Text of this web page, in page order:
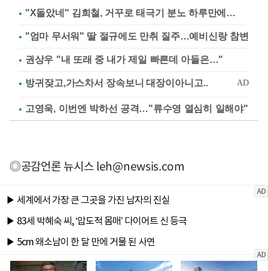
"X돌았네" 김희철, 거꾸로 태극기 분노 하루만에…
"엄마 무서워" 딸 절규에도 만취 질주…예비신랑 참변
권상우 "내 또래 중 내가 제일 빠른데 아들은…"
고영욱, 이번엔 박하선 공격…"류수영 열심히 일해야"
◎공감언론 뉴시스leh@newsis.com